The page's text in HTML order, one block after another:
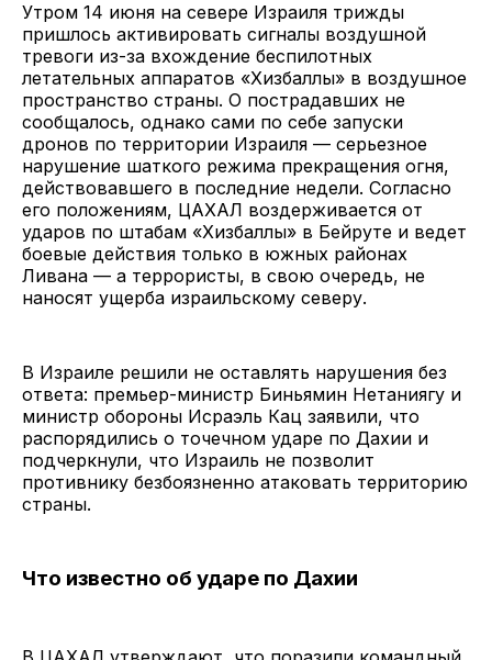
Утром 14 июня на севере Израиля трижды
пришлось активировать сигналы воздушной
тревоги из-за вхождение беспилотных
летательных аппаратов «Хизбаллы» в воздушное
пространство страны. О пострадавших не
сообщалось, однако сами по себе запуски
дронов по территории Израиля — серьезное
нарушение шаткого режима прекращения огня,
действовавшего в последние недели. Согласно
его положениям, ЦАХАЛ воздерживается от
ударов по штабам «Хизбаллы» в Бейруте и ведет
боевые действия только в южных районах
Ливана — а террористы, в свою очередь, не
наносят ущерба израильскому северу.
В Израиле решили не оставлять нарушения без
ответа: премьер-министр Биньямин Нетаниягу и
министр обороны Исраэль Кац заявили, что
распорядились о точечном ударе по Дахии и
подчеркнули, что Израиль не позволит
противнику безбоязненно атаковать территорию
страны.
Что известно об ударе по Дахии